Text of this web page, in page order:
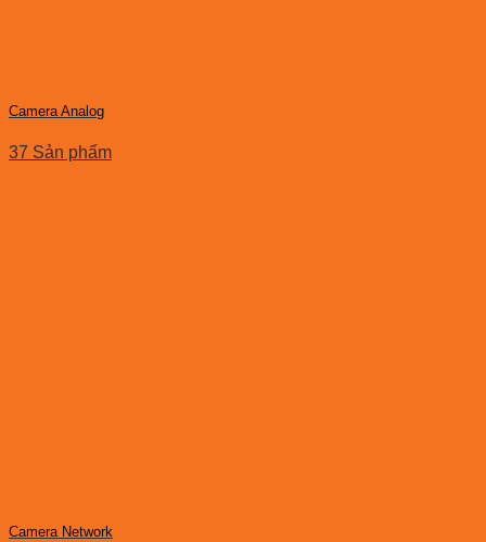
Camera Analog
37 Sản phẩm
Camera Network